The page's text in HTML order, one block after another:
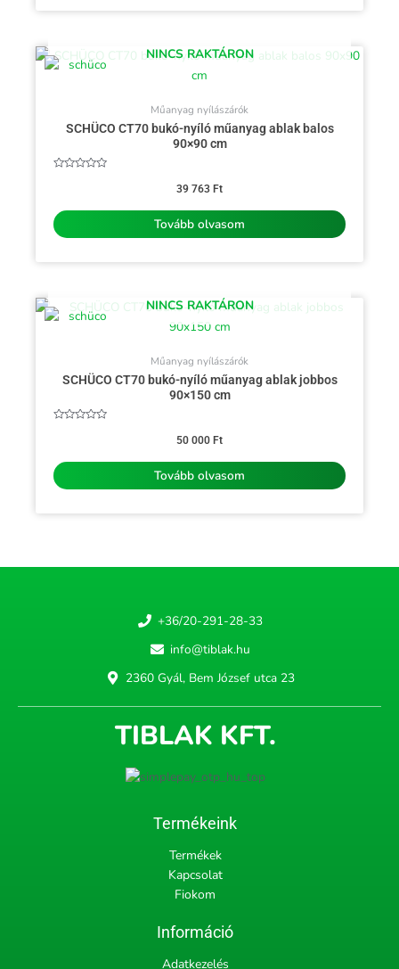
NINCS RAKTÁRON
Műanyag nyílászárók
SCHÜCO CT70 bukó-nyíló műanyag ablak balos
90×90 cm
39 763 Ft
Tovább olvasom
NINCS RAKTÁRON
Műanyag nyílászárók
SCHÜCO CT70 bukó-nyíló műanyag ablak jobbos
90×150 cm
50 000 Ft
Tovább olvasom
+36/20-291-28-33
info@tiblak.hu
2360 Gyál, Bem József utca 23
TIBLAK KFT.
Termékeink
Termékek
Kapcsolat
Fiokom
Információ
Adatkezelés